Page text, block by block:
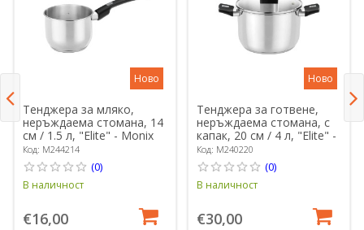
Ново
Тенджера за мляко,
неръждаема стомана, 14
см / 1.5 л, "Elite" - Monix
Код: M244214
(0)
В наличност
€16,00
Ново
Тенджера за готвене,
неръждаема стомана, с
капак, 20 см / 4 л, "Elite" -
Monix
Код: M240220
(0)
В наличност
€30,00